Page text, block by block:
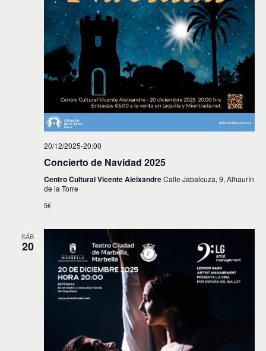
20/12/2025-20:00
Concierto de Navidad 2025
Centro Cultural Vicente AleixandreCalle Jabalcuza, 9, Alhaurín
de la Torre
5€
SÁB
20